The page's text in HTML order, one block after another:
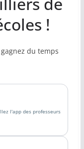
!
du temps
l'app des professeurs